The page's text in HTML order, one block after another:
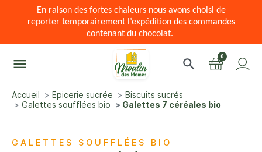
En raison des fortes chaleurs nous avons choisi de
reporter temporairement l’expédition des commandes
contenant du chocolat.
menu search 0
Accueil Epicerie sucrée
Biscuits sucrés
Galettes soufflées bio
Galettes 7 céréales bio
GALETTES SOUFFLÉES BIO